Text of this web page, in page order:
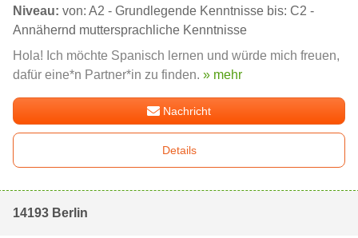
Niveau: von: A2 - Grundlegende Kenntnisse bis: C2 -
Annähernd muttersprachliche Kenntnisse
Hola! Ich möchte Spanisch lernen und würde mich freuen,
dafür eine*n Partner*in zu finden. » mehr
Nachricht
Details
14193 Berlin